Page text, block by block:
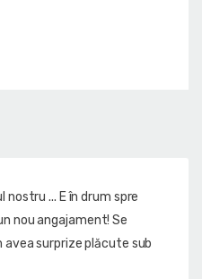
... E în drum spre
nou angajament! Se
surprize plăcute sub